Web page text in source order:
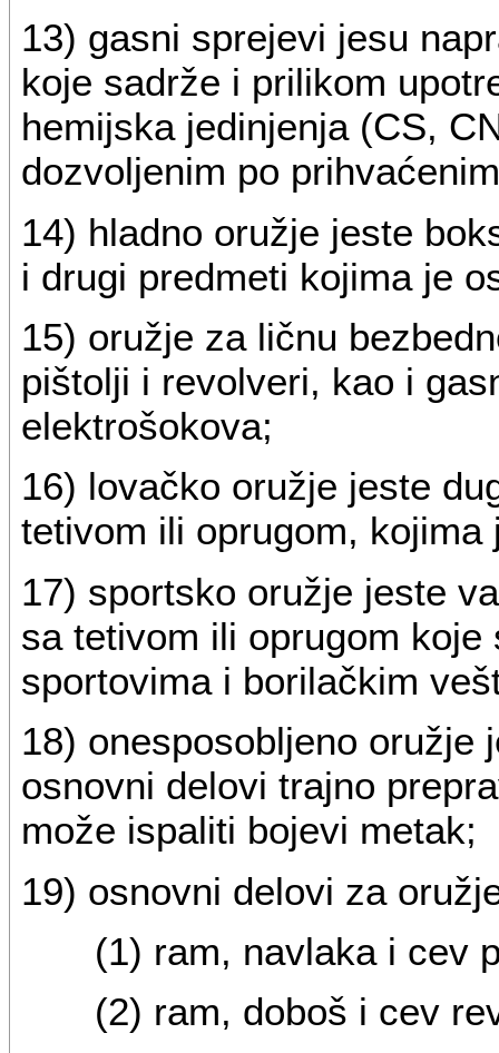
13) gasni sprejevi jesu
koje sadrže i prilikom
hemijska jedinjenja (CS,
dozvoljenim po
14) hladno oružje jeste
i drugi predmeti kojima je
15) oružje za ličnu
pištolji i revolveri, kao i
elektrošokova;
16) lovačko oružje jeste
tetivom ili oprugom, kojima
17) sportsko oružje jeste
sa tetivom ili oprugom
sportovima i borilačkim
18) onesposobljeno oružje
osnovni delovi trajno
može ispaliti bojevi metak;
19) osnovni delovi za
(1) ram, navlaka i cev
(2) ram, doboš i cev